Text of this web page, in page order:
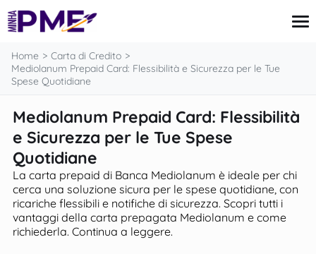
contenuto
Finanze
Mutui
Imposte e Tasse
Notizie
Home
Carta di Credito
Mediolanum Prepaid Card: Flessibilità e Sicurezza per le Tue
Spese Quotidiane
Mediolanum Prepaid Card: Flessibilità
e Sicurezza per le Tue Spese
Quotidiane
La carta prepaid di Banca Mediolanum è ideale per chi
cerca una soluzione sicura per le spese quotidiane, con
ricariche flessibili e notifiche di sicurezza. Scopri tutti i
vantaggi della carta prepagata Mediolanum e come
richiederla. Continua a leggere.